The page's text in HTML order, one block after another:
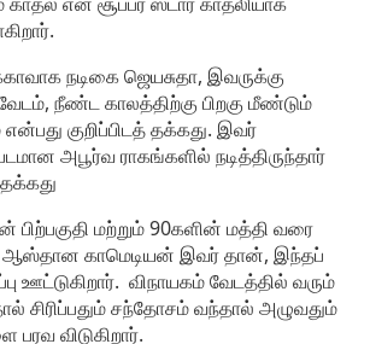
நடிகை ஜெயசுதா, இவருக்கு
நீண்ட காலத்திற்கு பிறகு மீண்டும்
குறிப்பிடத் தக்கது. இவர்
அபூர்வ ராகங்களில் நடித்திருந்தார்
மற்றும் 90களின் மத்தி வரை
ஆஸ்தான காமெடியன் இவர் தான், இந்தப்
ஊட்டுகிறார். விநாயகம் வேடத்தில் வரும்
சிரிப்பதும் சந்தோசம் வந்தால் அழுவதும்
விடுகிறார்.